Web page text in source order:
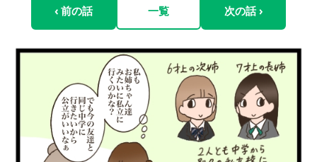
‹ 前の話 一覧 次の話 ›